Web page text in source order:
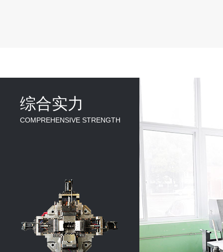
综合实力
COMPREHENSIVE STRENGTH